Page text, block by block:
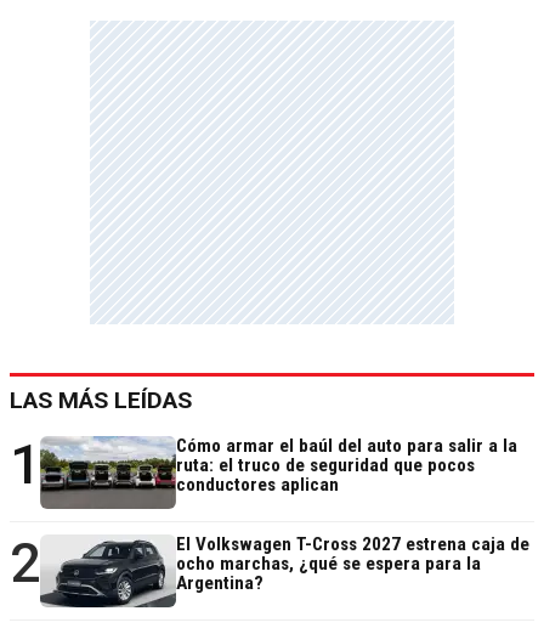
LAS MÁS LEÍDAS
1
Cómo armar el baúl del auto para salir a la
ruta: el truco de seguridad que pocos
conductores aplican
2
El Volkswagen T-Cross 2027 estrena caja de
ocho marchas, ¿qué se espera para la
Argentina?